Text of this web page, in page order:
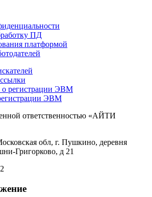
ПД
платформой
о регистрации ЭВМ
ЭВМ
ответственностью «АЙТИ
обл, г. Пушкино, деревня
Григорково, д 21